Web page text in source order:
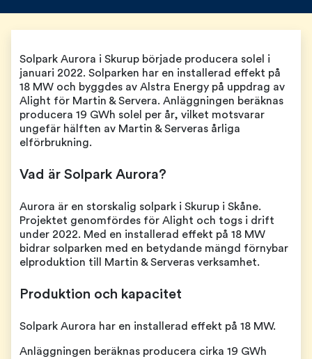
Solpark Aurora i Skurup började producera solel i
januari 2022. Solparken har en installerad effekt på
18 MW och byggdes av Alstra Energy på uppdrag av
Alight för Martin & Servera. Anläggningen beräknas
producera 19 GWh solel per år, vilket motsvarar
ungefär hälften av Martin & Serveras årliga
elförbrukning.
Vad är Solpark Aurora?
Aurora är en storskalig solpark i Skurup i Skåne.
Projektet genomfördes för Alight och togs i drift
under 2022. Med en installerad effekt på 18 MW
bidrar solparken med en betydande mängd förnybar
elproduktion till Martin & Serveras verksamhet.
Produktion och kapacitet
Solpark Aurora har en installerad effekt på 18 MW.
Anläggningen beräknas producera cirka 19 GWh